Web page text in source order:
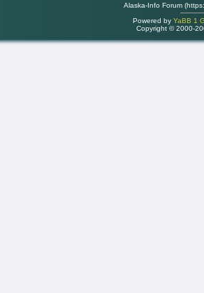
Alaska-Info Forum
Powered by YaBB 1
Copyright © 2000-